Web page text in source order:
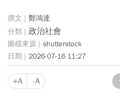
鄭鴻達
政治社會
shutterstock
2026-07-16 11:27
+A -A